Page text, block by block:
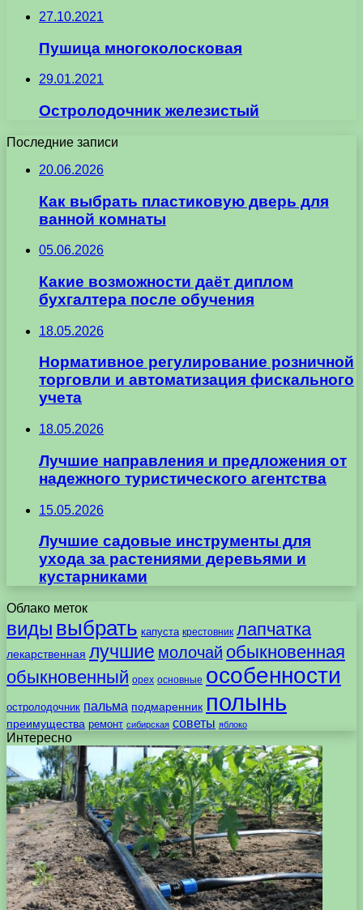
27.10.2021
Пушица многоколосковая
29.01.2021
Остролодочник железистый
Последние записи
20.06.2026
Как выбрать пластиковую дверь для
ванной комнаты
05.06.2026
Какие возможности даёт диплом
бухгалтера после обучения
18.05.2026
Нормативное регулирование розничной
торговли и автоматизация фискального
учета
18.05.2026
Лучшие направления и предложения от
надежного туристического агентства
15.05.2026
Лучшие садовые инструменты для
ухода за растениями деревьями и
кустарниками
Облако меток
виды выбрать капуста крестовник лапчатка
лекарственная лучшие молочай обыкновенная
обыкновенный орех основные особенности
остролодочник пальма подмаренник полынь
преимущества ремонт сибирская советы яблоко
Интересно